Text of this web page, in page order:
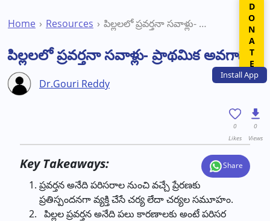
InstallApp
Home Resources పిల్లలలో ప్రవర్తనా సవాళ్లు- ప్రాథమిక అవగాహన
పిల్లలలో ప్రవర్తనా సవాళ్లు- ప్రాథమిక అవగాహన
Dr.Gouri Reddy
0
Likes
0
Views
Key Takeaways: Share
ప్రవర్తన అనేది పరిసరాల నుంచి వచ్చే ప్రేరణకు
ప్రతిస్పందనగా వ్యక్తి చేసే చర్య లేదా చర్యల సమూహం.
పిల్లల ప్రవర్తన అనేది పలు కారణాలకు అంటే పరిసర
DONATE